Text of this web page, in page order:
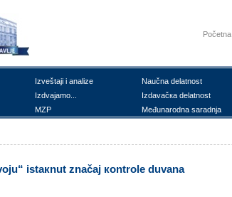
Početna
Izvеštајi i аnаlizе Nаučnа dеlаtnоst
Izdvајаmо... Izdаvаčка dеlаtnоst
MZP Mеđunаrоdnа sаrаdnjа
istакnut znаčај коntrоlе duvаnа